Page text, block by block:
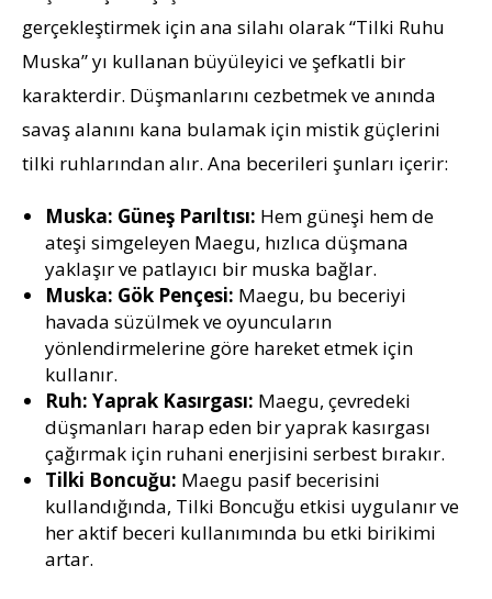
gerçekleştirmek için ana silahı olarak “Tilki Ruhu
Muska” yı kullanan büyüleyici ve şefkatli bir
karakterdir. Düşmanlarını cezbetmek ve anında
savaş alanını kana bulamak için mistik güçlerini
tilki ruhlarından alır. Ana becerileri şunları içerir:
Muska: Güneş Parıltısı: Hem güneşi hem de
ateşi simgeleyen Maegu, hızlıca düşmana
yaklaşır ve patlayıcı bir muska bağlar.
Muska: Gök Pençesi: Maegu, bu beceriyi
havada süzülmek ve oyuncuların
yönlendirmelerine göre hareket etmek için
kullanır.
Ruh: Yaprak Kasırgası: Maegu, çevredeki
düşmanları harap eden bir yaprak kasırgası
çağırmak için ruhani enerjisini serbest bırakır.
Tilki Boncuğu: Maegu pasif becerisini
kullandığında, Tilki Boncuğu etkisi uygulanır ve
her aktif beceri kullanımında bu etki birikimi
artar.